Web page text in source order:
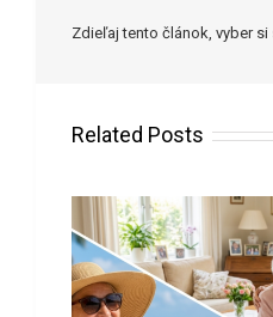
Zdieľaj tento článok, vyber
Related Posts